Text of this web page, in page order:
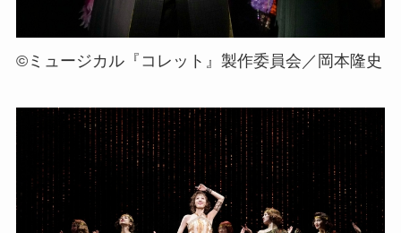
©ミュージカル『コレット』製作委員会／岡本隆史